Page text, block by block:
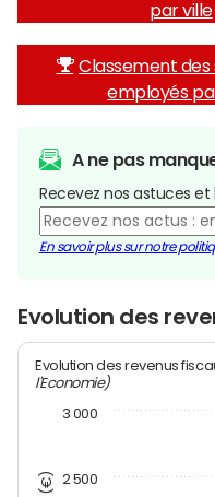
par ville
Classement des
employés
A ne pas
Recevez nos astuces
En savoir plus sur notre
Evolution des
Evolution des revenus
l'Economie)
2 500
3 000